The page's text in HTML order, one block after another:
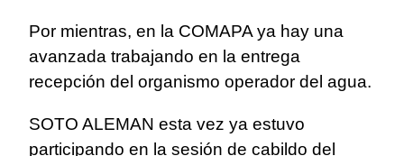
Por mientras, en la COMAPA ya hay una
avanzada trabajando en la entrega
recepción del organismo operador del agua.
SOTO ALEMAN esta vez ya estuvo
participando en la sesión de cabildo del